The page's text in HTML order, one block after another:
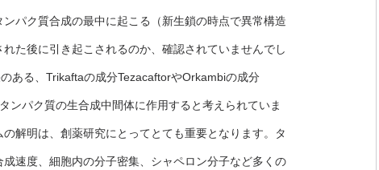
パク質合成の最中に起こる（新生鎖の時点で異常構造
た後に引き起こされるのか、確認されていませんでし
ある、Trikaftaの成分TezacaftorやOrkambiの成分
パク質の生合成中間体に作用すると考えられていま
解明は、創薬研究にとってとても重要となります。タ
速度、細胞内の分子密集、シャペロン分子など多くの